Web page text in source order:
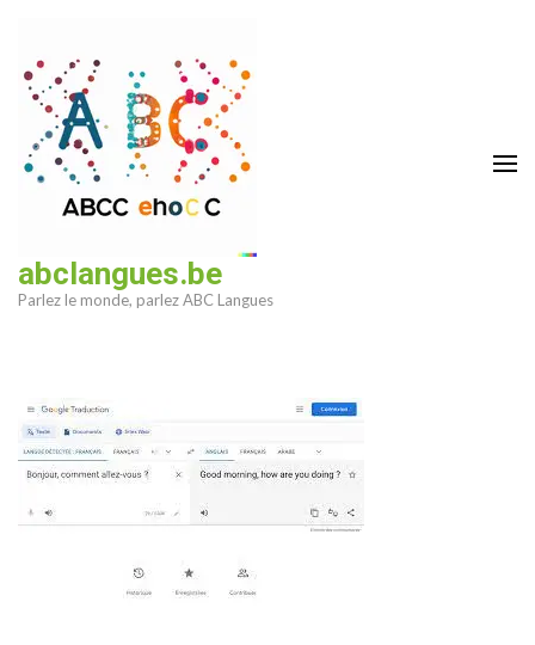
contenu
(Pressez
Entrée)
abclangues.be
Parlez le monde, parlez ABC Langues